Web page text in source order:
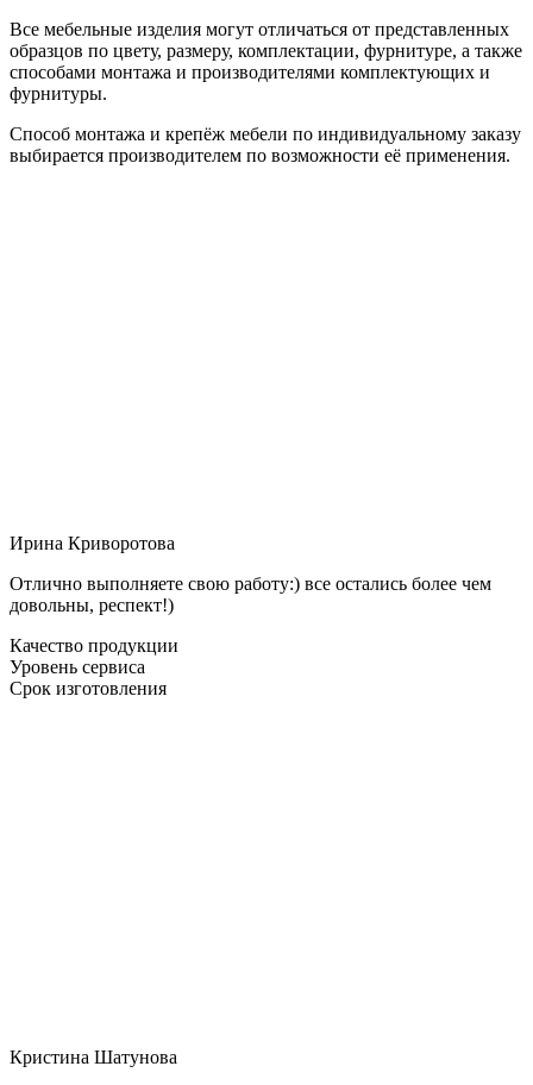
Все мебельные изделия могут отличаться от представленных
образцов по цвету, размеру, комплектации, фурнитуре, а также
способами монтажа и производителями комплектующих и
фурнитуры.
Способ монтажа и крепёж мебели по индивидуальному заказу
выбирается производителем по возможности её применения.
Ирина Криворотова
Отлично выполняете свою работу:) все остались более чем
довольны, респект!)
Качество продукции
Уровень сервиса
Срок изготовления
Кристина Шатунова